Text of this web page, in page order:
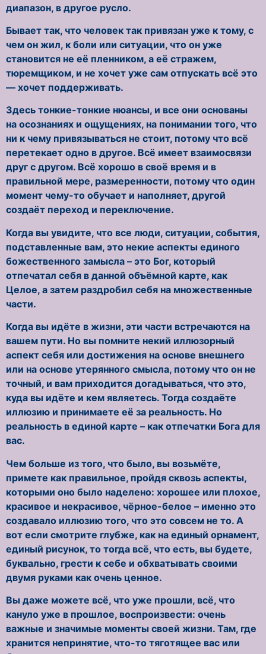
диапазон, в другое русло.
Бывает так, что человек так привязан уже к тому, с
чем он жил, к боли или ситуации, что он уже
становится не её пленником, а её стражем,
тюремщиком, и не хочет уже сам отпускать всё это
— хочет поддерживать.
Здесь тонкие-тонкие нюансы, и все они основаны
на осознаниях и ощущениях, на понимании того, что
ни к чему привязываться не стоит, потому что всё
перетекает одно в другое. Всё имеет взаимосвязи
друг с другом. Всё хорошо в своё время и в
правильной мере, размеренности, потому что один
момент чему-то обучает и наполняет, другой
создаёт переход и переключение.
Когда вы увидите, что все люди, ситуации, события,
подставленные вам, это некие аспекты единого
божественного замысла – это Бог, который
отпечатал себя в данной объёмной карте, как
Целое, а затем раздробил себя на множественные
части.
Когда вы идёте в жизни, эти части встречаются на
вашем пути. Но вы помните некий иллюзорный
аспект себя или достижения на основе внешнего
или на основе утерянного смысла, потому что он не
точный, и вам приходится догадываться, что это,
куда вы идёте и кем являетесь. Тогда создаёте
иллюзию и принимаете её за реальность. Но
реальность в единой карте – как отпечатки Бога для
вас.
Чем больше из того, что было, вы возьмёте,
примете как правильное, пройдя сквозь аспекты,
которыми оно было наделено: хорошее или плохое,
красивое и некрасивое, чёрное-белое – именно это
создавало иллюзию того, что это совсем не то. А
вот если смотрите глубже, как на единый орнамент,
единый рисунок, то тогда всё, что есть, вы будете,
буквально, грести к себе и обхватывать своими
двумя руками как очень ценное.
Вы даже можете всё, что уже прошли, всё, что
кануло уже в прошлое, воспроизвести: очень
важные и значимые моменты своей жизни. Там, где
хранится непринятие, что-то тяготящее вас или